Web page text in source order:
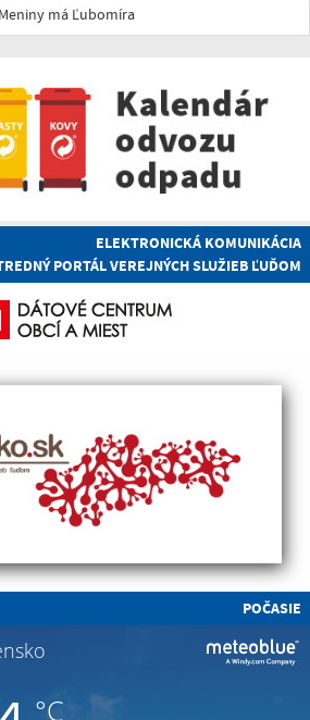
Meniny má Ľubomíra
ELEKTRONICKÁ KOMUNIKÁCIA
PORTÁL VEREJNÝCH SLUŽIEB ĽUĎOM
POČASIE